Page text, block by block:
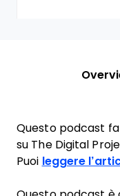
Questo podcast
su The Digital
Puoi leggere